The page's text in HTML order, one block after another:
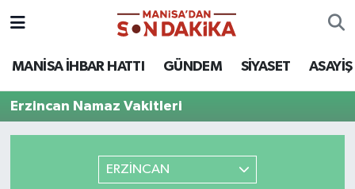
MANİSA İHBAR HATTI GÜNDEM SİYASET ASAYİŞ
Erzincan Namaz Vakitleri
ERZİNCAN
ASAYİŞ
GÜNDEM
MAGAZİN
Hava Durumu
Trafik Durumu
Tüm Manşetler